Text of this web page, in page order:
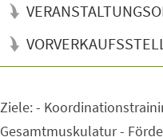
Ziele: -
Gesamtmuskulatur -